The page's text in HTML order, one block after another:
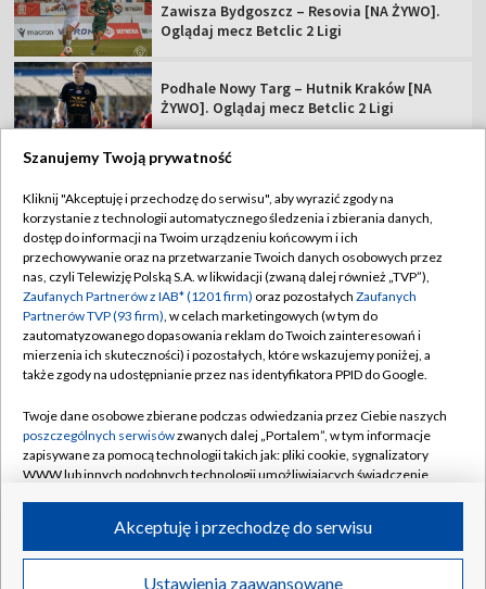
Zawisza Bydgoszcz – Resovia [NA ŻYWO].
Oglądaj mecz Betclic 2 Ligi
Podhale Nowy Targ – Hutnik Kraków [NA
ŻYWO]. Oglądaj mecz Betclic 2 Ligi
TVP
Abonament TVP
Sklep TVP
Biuro Reklamy
Oferta Handlowa
Emisja w TVP
Rada Programowa
Ogłoszenia przetargowe
Akademia Telewizyjna
Regulamin TVP
Polityka prywatności
Moje zgody
Biuro reklamy
Kanały
©2026 Telewizja Polska Spółka Akcyjna w likwidacji
Szanujemy Twoją prywatność
Kliknij "Akceptuję i przechodzę do serwisu", aby wyrazić zgody na
korzystanie z technologii automatycznego śledzenia i zbierania danych,
dostęp do informacji na Twoim urządzeniu końcowym i ich
przechowywanie oraz na przetwarzanie Twoich danych osobowych przez
nas, czyli Telewizję Polską S.A. w likwidacji (zwaną dalej również „TVP”),
Zaufanych Partnerów z IAB* (1201 firm) oraz pozostałych Zaufanych
Partnerów TVP (93 firm), w celach marketingowych (w tym do
zautomatyzowanego dopasowania reklam do Twoich zainteresowań i
mierzenia ich skuteczności) i pozostałych, które wskazujemy poniżej, a
także zgody na udostępnianie przez nas identyfikatora PPID do Google.
Twoje dane osobowe zbierane podczas odwiedzania przez Ciebie naszych
poszczególnych serwisówzwanych dalej „Portalem”, w tym informacje
zapisywane za pomocą technologii takich jak: pliki cookie, sygnalizatory
WWW lub innych podobnych technologii umożliwiających świadczenie
ruchu w Internecie.
Twoje dane osobowe zbierane podczas odwiedzania przez Ciebie
Ustawienia zaawansowane
Akceptuję i przechodzę do serwisu